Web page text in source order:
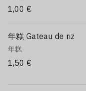
1,00 €
年糕 Gateau de riz
年糕
1,50 €